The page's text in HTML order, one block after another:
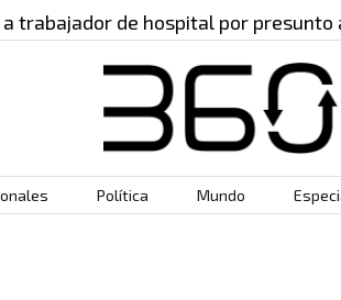
de hospital por presunto abuso…
Política Mundo